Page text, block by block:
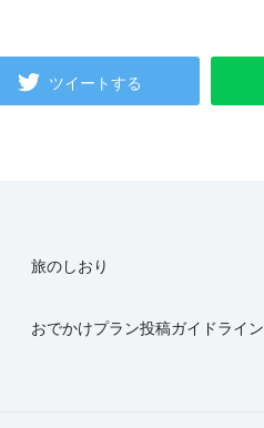
ツイートする
旅のしおり
おでかけプラン投稿ガイドライン